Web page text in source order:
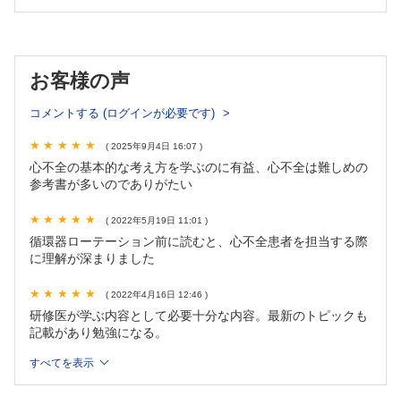
崇史
1. 退院後の外来で考えること，やるべきこと/齋藤秀輝
2. 心不全疑いの初診外来で考えること，やるべきこと/西崎公
第5章 心不全のその他のトピックス
2. 心不全と心臓MRIで知っておくべきポイント/三浦弘之
3. EFの保たれた心不全（HFpEF）で知っておくべきポイント/
門田宗之
5. 不整脈と心不全で知っておくべきポイント/高麗謙吾
6. 心不全の治療薬で知っておくべきポイント①ARNIとMRA/堀
内 優
ブラジン/藤本 恒
8. 心不全の治療薬で知っておくべきポイント③トルバプタン，
お客様の声
コメントする (ログインが必要です)
( 2025年9月4日 16:07 )
心不全の基本的な考え方を学ぶのに有益、心不全は難しめの
参考書が多いのでありがたい
( 2022年5月19日 11:01 )
循環器ローテーション前に読むと、心不全患者を担当する際
に理解が深まりました
( 2022年4月16日 12:46 )
研修医が学ぶ内容として必要十分な内容。最新のトピックも
記載があり勉強になる。
すべてを表示